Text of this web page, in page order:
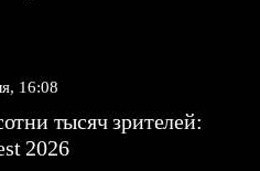
16:08
тысяч зрителей:
2026